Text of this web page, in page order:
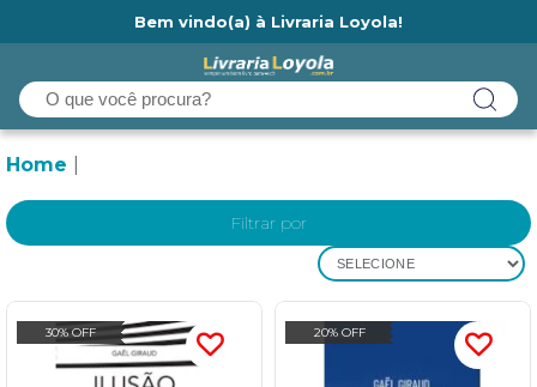
Bem vindo(a) à Livraria Loyola!
Home
Filtrar por
SELECIONE
30% OFF 20% OFF